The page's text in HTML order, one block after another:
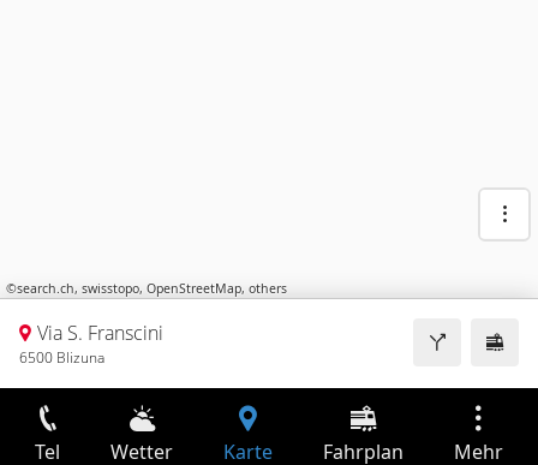
©search.ch, swisstopo, OpenStreetMap, others
Via S. Franscini
6500 Blizuna
Tel Wetter Karte Fahrplan Mehr